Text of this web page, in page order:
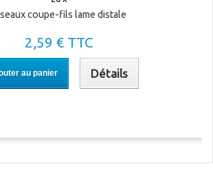
coupe-fils lame distale
2,59 € TTC
au panier Détails